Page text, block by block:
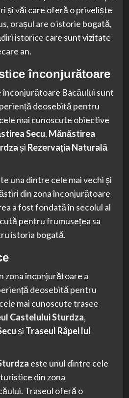
și văi care oferă o priveliște
orașul are o istorie bogată,
istorice care sunt vizitate
an.
înconjurătoare
Bacăului sunt
deosebită pentru
mai cunoscute obiective
Secu, Mănăstirea
și Rezervația Naturală
una dintre cele mai vechi și
din zona înconjurătoare
a fost fondată în secolul al
pentru frumusețea sa
istoria bogată.
zona înconjurătoare a
deosebită pentru
mai cunoscute trasee
Castelului Sturdza,
și Traseul Râpei lui
este unul dintre cele
din zona
Traseul oferă o